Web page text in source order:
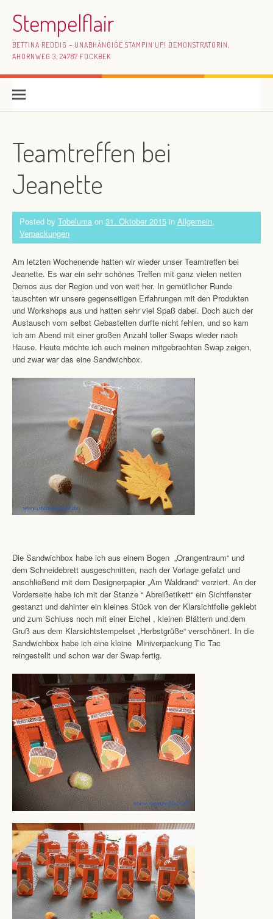
Stempelflair
BETTINA REDDIG – UNABHÄNGIGE STAMPIN`UP! DEMONSTRATORIN,
AHORNWEG 3, 24787 FOCKBEK
Teamtreffen bei
Jeanette
Posted by Tobeluma on 31. Oktober 2015 in Allgemein,
Verpackungen
Am letzten Wochenende hatten wir wieder unser Teamtreffen bei
Jeanette. Es war ein sehr schönes Treffen mit ganz vielen netten
Demos aus der Region und von weit her. In gemütlicher Runde
tauschten wir unsere gegenseitigen Erfahrungen mit den Produkten
und Workshops aus und hatten sehr viel Spaß dabei. Doch auch der
Austausch vom selbst Gebastelten durfte nicht fehlen, und so kam
ich am Abend mit einer großen Anzahl toller Swaps wieder nach
Hause. Heute möchte ich euch meinen mitgebrachten Swap zeigen,
und zwar war das eine Sandwichbox.
Die Sandwichbox habe ich aus einem Bogen „Orangentraum“ und
dem Schneidebrett ausgeschnitten, nach der Vorlage gefalzt und
anschließend mit dem Designerpapier „Am Waldrand“ verziert. An der
Vorderseite habe ich mit der Stanze “ Abreißetikett“ ein Sichtfenster
gestanzt und dahinter ein kleines Stück von der Klarsichtfolie geklebt
und zum Schluss noch mit einer Eichel , kleinen Blättern und dem
Gruß aus dem Klarsichtstempelset „Herbstgrüße“ verschönert. In die
Sandwichbox habe ich eine kleine Miniverpackung Tic Tac
reingestellt und schon war der Swap fertig.